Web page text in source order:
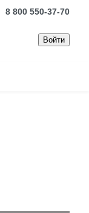
8 800 550-37-70
Войти